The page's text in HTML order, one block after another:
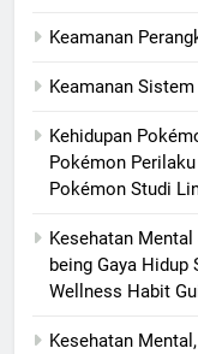
Keamanan
Keamanan
Kehidupan
Pokémon
Pokémon Studi
Kesehatan
being Gaya Hidup
Wellness Habit
Kesehatan